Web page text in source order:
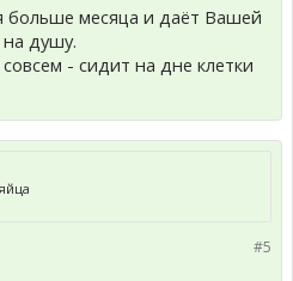
больше месяца и даёт Вашей
душу.
- сидит на дне клетки
#5